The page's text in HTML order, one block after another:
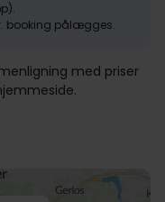
booking pålægges.
med priser